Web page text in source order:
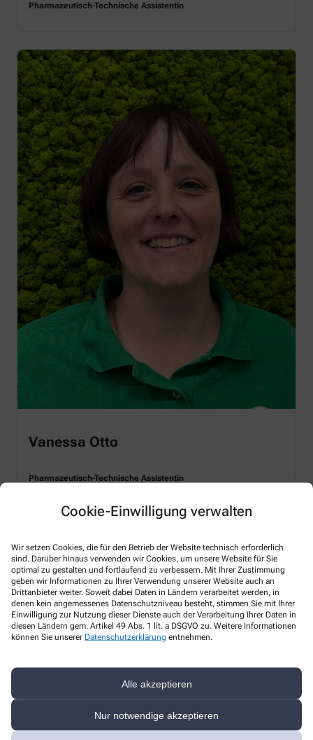
Cookie-Einwilligung verwalten
Wir setzen Cookies, die für den Betrieb der Website technisch erforderlich
sind. Darüber hinaus verwenden wir Cookies, um unsere Website für Sie
optimal zu gestalten und fortlaufend zu verbessern. Mit Ihrer Zustimmung
geben wir Informationen zu Ihrer Verwendung unserer Website auch an
Drittanbieter weiter. Soweit dabei Daten in Ländern verarbeitet werden, in
denen kein angemessenes Datenschutzniveau besteht, stimmen Sie mit Ihrer
Einwilligung zur Nutzung dieser Dienste auch der Verarbeitung Ihrer Daten in
diesen Ländern gem. Artikel 49 Abs. 1 lit. a DSGVO zu. Weitere Informationen
können Sie unserer Datenschutzerklärung entnehmen.
Alle akzeptieren
Nur notwendige akzeptieren
Pharmazeutisch-Technische Assistentin
Vanessa Otto
Pharmazeutisch-Technische Assistentin